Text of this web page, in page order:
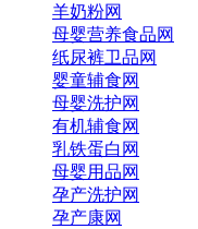
羊奶粉网
母婴营养食品网
纸尿裤卫品网
婴童辅食网
母婴洗护网
有机辅食网
乳铁蛋白网
母婴用品网
孕产洗护网
孕产康网